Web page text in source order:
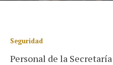
Seguridad
Personal de la